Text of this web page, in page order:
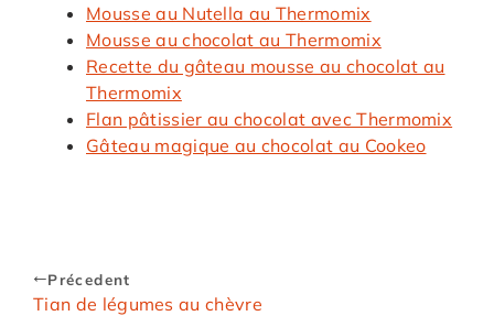
Mousse au Nutella au Thermomix
Mousse au chocolat au Thermomix
Recette du gâteau mousse au chocolat au
Thermomix
Flan pâtissier au chocolat avec Thermomix
Gâteau magique au chocolat au Cookeo
Précedent
Tian de légumes au chèvre